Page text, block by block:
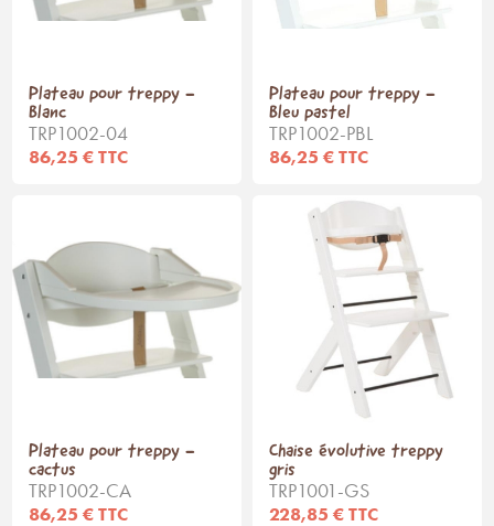
Plateau pour treppy -
Blanc
TRP1002-04
86,25 € TTC
Plateau pour treppy -
Bleu pastel
TRP1002-PBL
86,25 € TTC
Plateau pour treppy -
cactus
TRP1002-CA
86,25 € TTC
Chaise évolutive treppy
gris
TRP1001-GS
228,85 € TTC